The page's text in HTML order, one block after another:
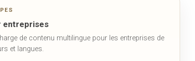
entreprises
de contenu multilingue pour les entreprises de
et langues.